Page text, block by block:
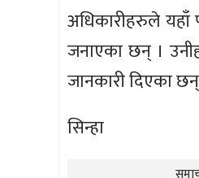
अधिकारीहरुले
जनाएका छन् ।
जानकारी दिएका
सिन्हा